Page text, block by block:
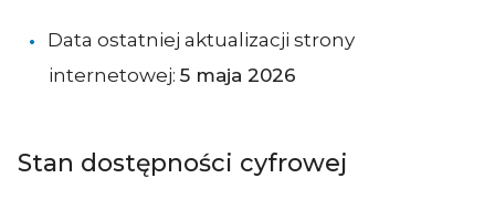
Data ostatniej aktualizacji strony
internetowej: 5 maja 2026
Stan dostępności cyfrowej